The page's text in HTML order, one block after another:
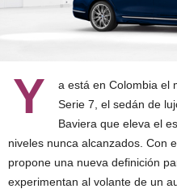
Y
a está en Colombia el
Serie 7, el sedán de
Baviera que eleva el
niveles nunca alcanzados. Con
propone una nueva definición
experimentan al volante de un